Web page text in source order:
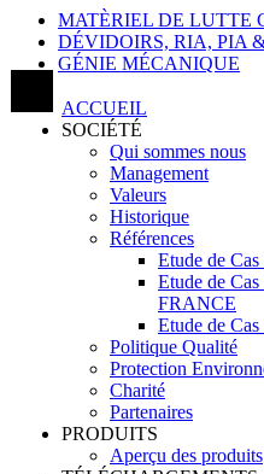
MATÈRIEL DE LUTTE
DÉVIDOIRS, RIA, PIA
GÉNIE MÉCANIQUE
ACCUEIL
SOCIÉTÉ
Qui sommes nous
Management
Valeurs
Historique
Références
Etude de
Etude de
FRANCE
Etude de
Politique Qualité
Protection
Charité
Partenaires
PRODUITS
Aperçu des produits